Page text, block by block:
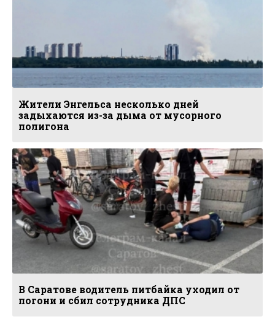
Жители Энгельса несколько дней
задыхаются из-за дыма от мусорного
полигона
В Саратове водитель питбайка уходил от
погони и сбил сотрудника ДПС